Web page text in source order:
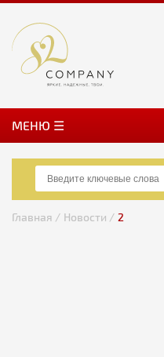
MЕНЮ ☰
Главная / Новости / 2